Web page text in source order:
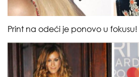
Print na odeći je ponovo u fokusu!